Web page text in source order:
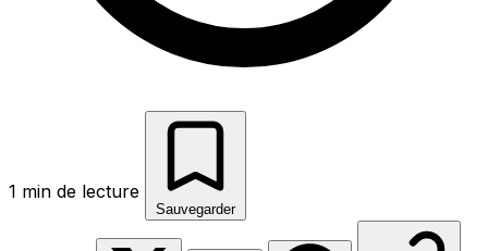
1 min de lecture
Sauvegarder